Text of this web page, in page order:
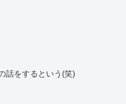
話をするという(笑)